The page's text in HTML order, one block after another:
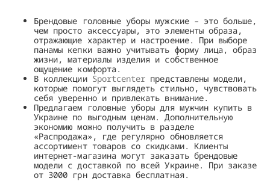
Брендовые головные уборы мужские – это больше,
чем просто аксессуары, это элементы образа,
отражающие характер и настроение. При выборе
панамы кепки важно учитывать форму лица, образ
жизни, материалы изделия и собственное
ощущение комфорта.
В коллекции Sportcenter представлены модели,
которые помогут выглядеть стильно, чувствовать
себя уверенно и привлекать внимание.
Предлагаем головные уборы для мужчин купить в
Украине по выгодным ценам. Дополнительную
экономию можно получить в разделе
«Распродажа», где регулярно обновляется
ассортимент товаров со скидками. Клиенты
интернет-магазина могут заказать брендовые
модели с доставкой по всей Украине. При заказе
от 3000 грн доставка бесплатная.